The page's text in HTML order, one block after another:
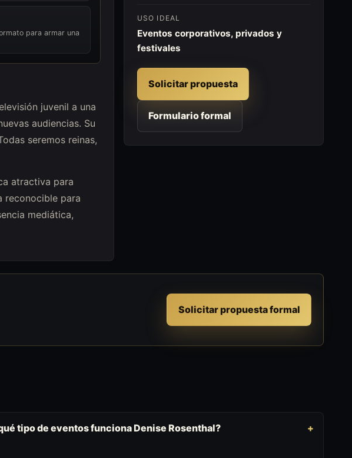
para armar una
juvenil a una
audiencias. Su
seremos reinas,
atractiva para
reconocible para
mediática,
USO IDEAL
Eventos corporativos, privados y
festivales
Solicitar propuesta
Formulario formal
Solicitar propuesta formal
tipo de eventos funciona Denise Rosenthal?